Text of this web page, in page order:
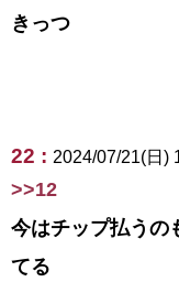
きっつ
22 : 2024/07/21(日)
>>12
今はチップ払うの
てる